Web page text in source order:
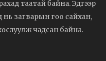
таатай байна. Эдгээр
нь загварын гоо сайхан,
чадсан байна.